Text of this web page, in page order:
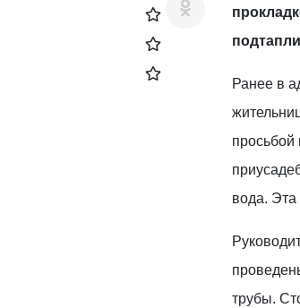
Ранее в
просьбой
вода.
трубы.